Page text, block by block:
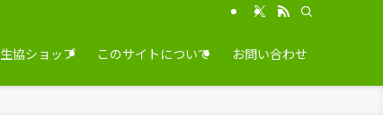
生協ショップ このサイトについて お問い合わせ